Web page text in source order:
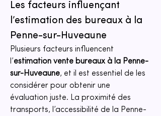
Les facteurs influençant
l’estimation des bureaux à la
Penne-sur-Huveaune
Plusieurs facteurs influencent
l’estimation vente bureaux à la Penne-
sur-Huveaune, et il est essentiel de les
considérer pour obtenir une
évaluation juste. La proximité des
transports, l’accessibilité de la Penne-